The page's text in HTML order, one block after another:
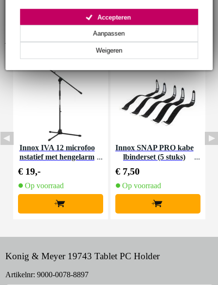
Weigeren
Aanpassen
Accepteren
Accessoires (8)
Innox IVA 12 microfoo
nstatief met hengelarm
€ 19,-
Op voorraad
+
Innox SNAP PRO kabe
lbinderset (5 stuks)
€ 7,50
Op voorraad
+
Konig & Meyer 19743 Tablet PC Holder
Artikelnr: 9000-0078-8897